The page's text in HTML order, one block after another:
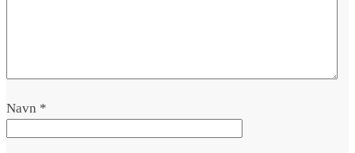
Navn *